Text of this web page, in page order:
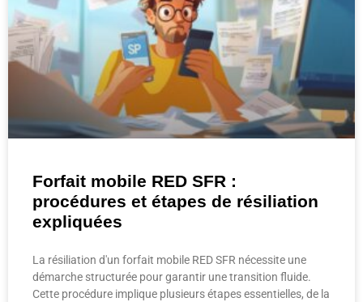
Forfait mobile RED SFR :
procédures et étapes de résiliation
expliquées
La résiliation d'un forfait mobile RED SFR nécessite une
démarche structurée pour garantir une transition fluide.
Cette procédure implique plusieurs étapes essentielles, de la